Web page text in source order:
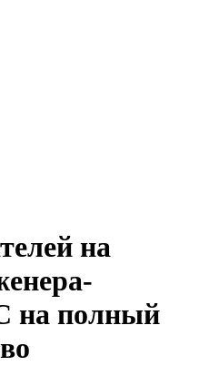
на
на полный